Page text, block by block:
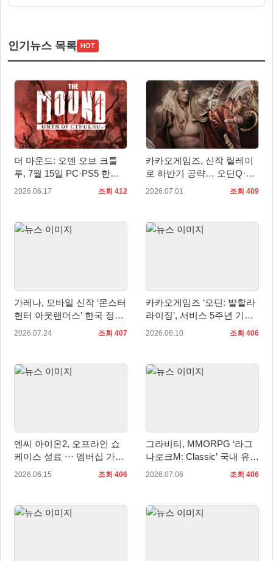
인기뉴스 목록 HOT
더 마운드: 오멘 오브 크툴
루, 7월 15일 PC·PS5 한국
어판 출시
2026.06.17 조회 412
카카오게임즈, 신작 릴레이
로 하반기 공략… 오딘Q·도
깨비의세계·갓 세이브 버밍
2026.07.01 조회 409
가레나, 모바일 신작 ‘몬스터
헌터 아웃랜더스’ 한국 정식
출시 확정… 사전예약 시작
2026.07.24 조회 407
카카오게임즈 ‘오딘: 발할라
라이징’, 서비스 5주년 기념
업데이트 사전등록 시작
2026.06.10 조회 406
엔씨 아이온2, 오프라인 쇼
케이스 성료 ··· 멤버십 가격
인하 계획 발표
2026.06.15 조회 406
그라비티, MMORPG ‘라그
나로크M: Classic’ 국내 유저
간담회 ‘Fun & Fan Day’ 개
2026.07.06 조회 406